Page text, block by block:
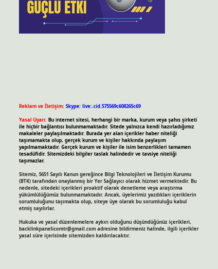
Reklam ve İletişim: Skype: live:.cid.575569c608265c69
Yasal Uyarı: Bu internet sitesi, herhangi bir marka, kurum veya şahıs şirketi
ile hiçbir bağlantısı bulunmamaktadır. Sitede yalnızca kendi hazırladığımız
makaleler paylaşılmaktadır. Burada yer alan içerikler haber niteliği
taşımamakta olup, gerçek kurum ve kişiler hakkında paylaşım
yapılmamaktadır. Gerçek kurum ve kişiler ile isim benzerlikleri tamamen
tesadüfidir. Sitemizdeki bilgiler taslak halindedir ve tavsiye niteliği
taşımazlar.
Sitemiz, 5651 Sayılı Kanun gereğince Bilgi Teknolojileri ve İletişim Kurumu
(BTK) tarafından onaylanmış bir Yer Sağlayıcı olarak hizmet vermektedir. Bu
nedenle, sitedeki içerikleri proaktif olarak denetleme veya araştırma
yükümlülüğümüz bulunmamaktadır. Ancak, üyelerimiz yazdıkları içeriklerin
sorumluluğunu taşımakta olup, siteye üye olarak bu sorumluluğu kabul
etmiş sayılırlar.
Hukuka ve yasal düzenlemelere aykırı olduğunu düşündüğünüz içerikleri,
backlinkpanelicomtr@gmail.comadresine bildirmeniz halinde, ilgili içerikler
yasal süre içerisinde sitemizden kaldırılacaktır.